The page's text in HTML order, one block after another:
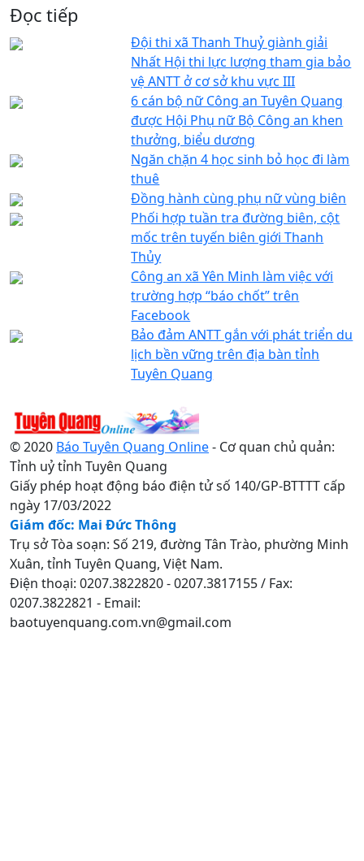
Đọc tiếp
Đội thi xã Thanh Thuỷ giành giải
Nhất Hội thi lực lượng tham gia bảo
vệ ANTT ở cơ sở khu vực III
6 cán bộ nữ Công an Tuyên Quang
được Hội Phụ nữ Bộ Công an khen
thưởng, biểu dương
Ngăn chặn 4 học sinh bỏ học đi làm
thuê
Đồng hành cùng phụ nữ vùng biên
Phối hợp tuần tra đường biên, cột
mốc trên tuyến biên giới Thanh
Thủy
Công an xã Yên Minh làm việc với
trường hợp “báo chốt” trên
Facebook
Bảo đảm ANTT gắn với phát triển du
lịch bền vững trên địa bàn tỉnh
Tuyên Quang
© 2020 Báo Tuyên Quang Online- Cơ quan chủ quản:
Tỉnh uỷ tỉnh Tuyên Quang
Giấy phép hoạt động báo điện tử số 140/GP-BTTTT cấp
ngày 17/03/2022
Giám đốc: Mai Đức Thông
Trụ sở Tòa soạn: Số 219, đường Tân Trào, phường Minh
Xuân, tỉnh Tuyên Quang, Việt Nam.
Điện thoại: 0207.3822820 - 0207.3817155 / Fax:
0207.3822821 - Email:
baotuyenquang.com.vn@gmail.com